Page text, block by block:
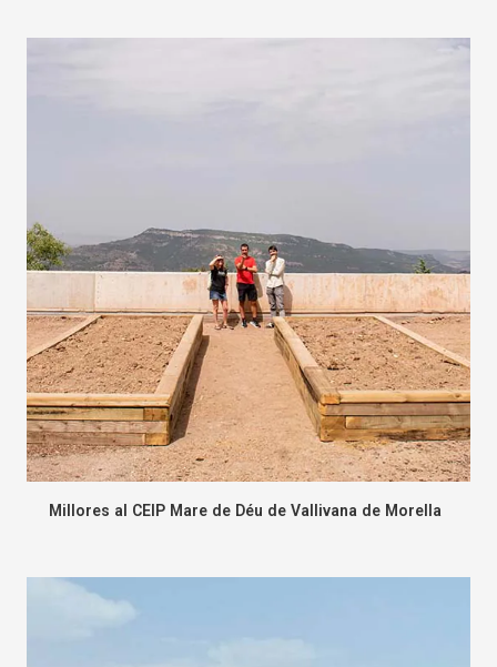
Millores al CEIP Mare de Déu de Vallivana de Morella